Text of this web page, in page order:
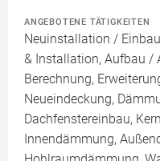
ANGEBOTENE TÄTIGKEITEN
Neuinstallation /
& Installation, Aufbau /
Berechnung,
Neueindeckung,
Dachfenstereinbau,
Innendämmung,